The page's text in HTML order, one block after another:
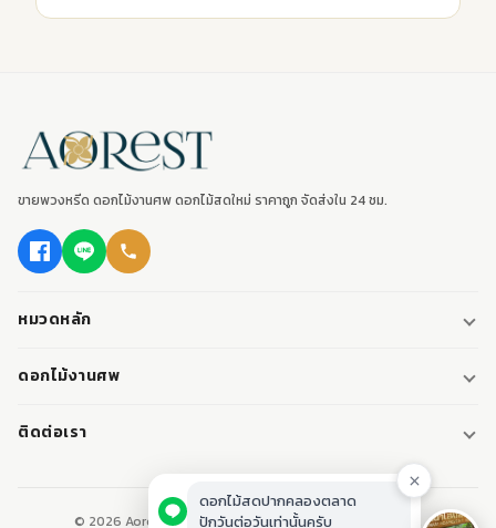
ขายพวงหรีด ดอกไม้งานศพ ดอกไม้สดใหม่ ราคาถูก จัดส่งใน 24 ชม.
หมวดหลัก
พวงหรีด
พวงหรีดมาลา
หรีดหนังสือ
ดอกไม้งานศพ
ดอกไม้หน้าศพ
ติดต่อเรา
© 2026 Aorest. ขายพวงหรีด ดอกไม้งานศพ ปากคลองตลาด.